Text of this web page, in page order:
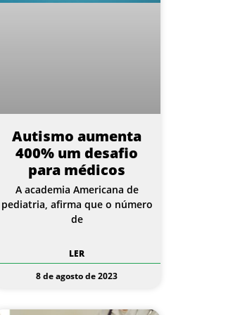
Autismo aumenta
400% um desafio
para médicos
A academia Americana de
pediatria, afirma que o número
de
LER
8 de agosto de 2023